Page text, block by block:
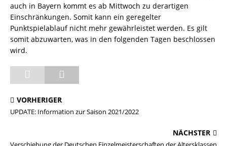
auch in Bayern kommt es ab Mittwoch zu derartigen
Einschränkungen. Somit kann ein geregelter
Punktspielablauf nicht mehr gewährleistet werden. Es gilt
somit abzuwarten, was in den folgenden Tagen beschlossen
wird.
VORHERIGER
UPDATE: Information zur Saison 2021/2022
NÄCHSTER